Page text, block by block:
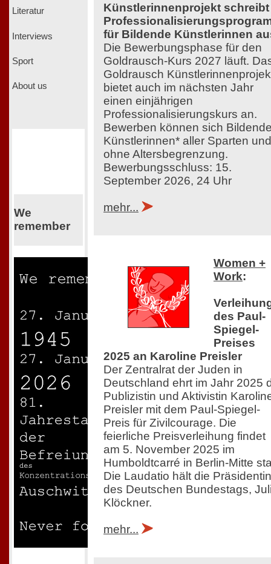
Literatur
Interviews
Sport
About us
We
remember
Künstlerinnenprojekt schreibt
für Bildende Künstlerinnen
Die Bewerbungsphase für den
Goldrausch-Kurs 2027 läuft.
Goldrausch
bietet auch im nächsten Jahr
einen einjährigen
Professionalisierungskurs an.
Bewerben können sich
Künstlerinnen* aller Sparten und
ohne Altersbegrenzung.
Bewerbungsschluss: 15.
September 2026, 24 Uhr
mehr...
Women +
Work:
des Paul-
Spiegel-
Preises
2025 an Karoline Preisler
Der Zentralrat der Juden in
Deutschland ehrt im Jahr 2025
Publizistin und Aktivistin
Preisler mit dem Paul-Spiegel-
Preis für Zivilcourage. Die
feierliche Preisverleihung findet
am 5. November 2025 im
Humboldtcarré in Berlin-Mitte
Die Laudatio hält die Präsidentin
des Deutschen Bundestags,
Klöckner.
mehr...